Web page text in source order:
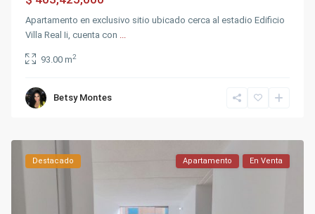
Apartamento en exclusivo sitio ubicado cerca al estadio Edificio
Villa Real Ii, cuenta con
93.00 m2
Betsy Montes
Destacado Apartamento En Venta